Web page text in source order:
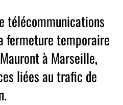
télécommunications
fermeture temporaire
à Marseille,
liées au trafic de